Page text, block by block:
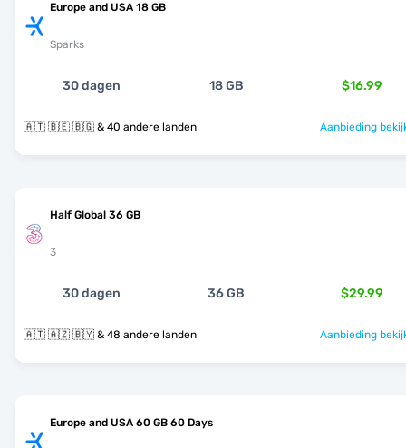
Europe and USA 18 GB
Sparks
30 dagen 18 GB $16.99
🇦🇹 🇧🇪 🇧🇬 & 40 andere landen Aanbieding
Half Global 36 GB
3
30 dagen 36 GB $29.99
🇦🇹 🇦🇿 🇧🇾 & 48 andere landen Aanbieding
Europe and USA 60 GB 60 Days